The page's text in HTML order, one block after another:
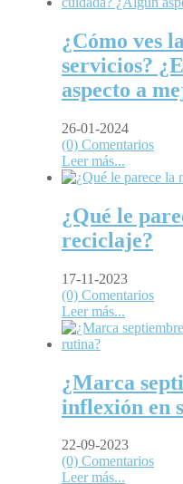
¿Cómo ves
servicios?
aspecto a
26-01-2024
(0) Comentarios
Leer más...
¿Qué le
reciclaje?
17-11-2023
(0) Comentarios
Leer más...
¿Marca
inflexión en
22-09-2023
(0) Comentarios
Leer más...